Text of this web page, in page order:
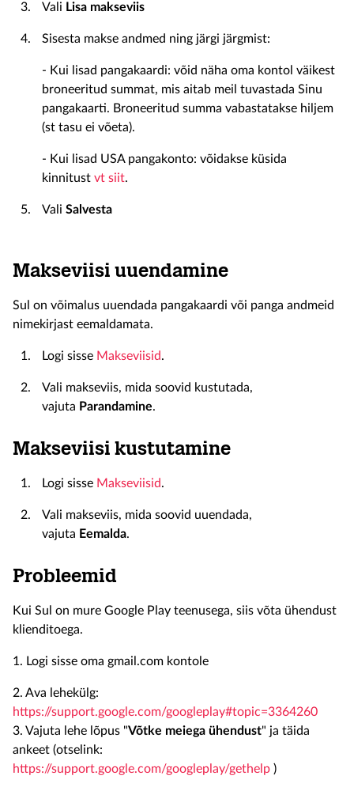
Vali Lisa makseviis
Sisesta makse andmed ning järgi järgmist:
- Kui lisad pangakaardi: võid näha oma kontol väikest
broneeritud summat, mis aitab meil tuvastada Sinu
pangakaarti. Broneeritud summa vabastatakse hiljem
(st tasu ei võeta).
- Kui lisad USA pangakonto: võidakse küsida
kinnitust vt siit.
Vali Salvesta
Makseviisi uuendamine
Sul on võimalus uuendada pangakaardi või panga andmeid
nimekirjast eemaldamata.
Logi sisse Makseviisid.
Vali makseviis, mida soovid kustutada,
vajuta Parandamine.
Makseviisi kustutamine
Logi sisse Makseviisid.
Vali makseviis, mida soovid uuendada,
vajuta Eemalda.
Probleemid
Kui Sul on mure Google Play teenusega, siis võta ühendust
klienditoega.
1. Logi sisse oma gmail.com kontole
2. Ava lehekülg:
https://support.google.com/googleplay#topic=3364260
3. Vajuta lehe lõpus "Võtke meiega ühendust" ja täida
ankeet (otselink:
https://support.google.com/googleplay/gethelp )